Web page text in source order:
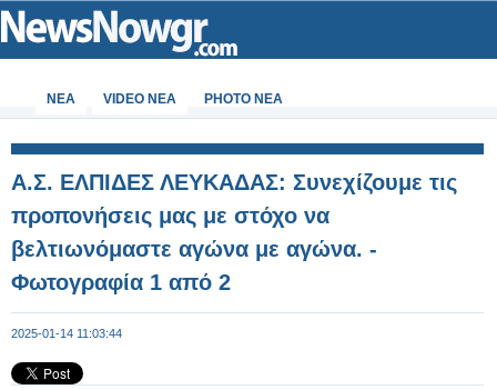
ΝΕΑ VIDEO NEA PHOTO NEA
Α.Σ. ΕΛΠΙΔΕΣ ΛΕΥΚΑΔΑΣ: Συνεχίζουμε τις
προπονήσεις μας με στόχο να
βελτιωνόμαστε αγώνα με αγώνα. -
Φωτογραφία 1 από 2
2025-01-14 11:03:44